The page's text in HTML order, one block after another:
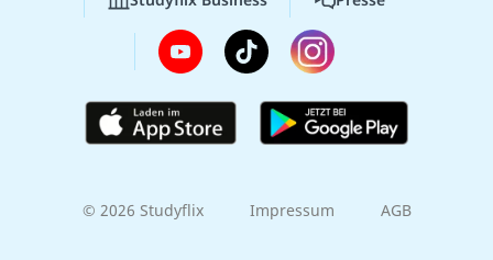
© 2026 Studyflix Impressum AGB